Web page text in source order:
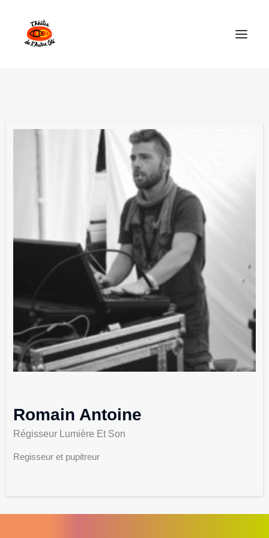
Les Spectacles
Explorations Collectives
Calendrier
Romain Antoine
Régisseur Lumière Et Son
Regisseur et pupitreur